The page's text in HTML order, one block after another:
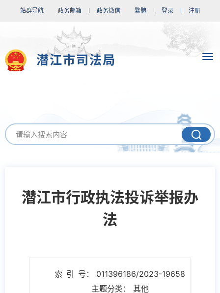
站群导航 政务邮箱 政务微信 繁體 登录 注册
潜江市司法局
潜江市行政执法投诉举报办
法
索 引 号： 011396186/2023-19658
主题分类： 其他